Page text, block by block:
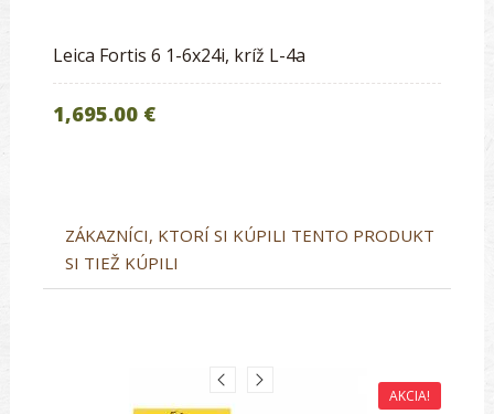
Leica Fortis 6 1-6x24i, kríž L-4a
1,695.00 €
ZÁKAZNÍCI, KTORÍ SI KÚPILI TENTO PRODUKT
SI TIEŽ KÚPILI
AKCIA!